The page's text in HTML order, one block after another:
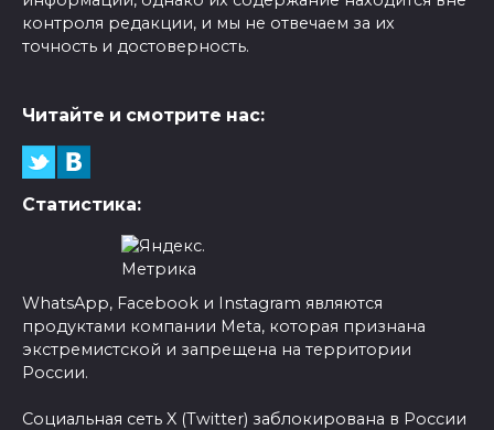
контроля редакции, и мы не отвечаем за их
точность и достоверность.
Читайте и смотрите нас:
Статистика:
WhatsApp, Facebook и Instagram являются
продуктами компании Meta, которая признана
экстремистской и запрещена на территории
России.
Социальная сеть X (Twitter) заблокирована в России